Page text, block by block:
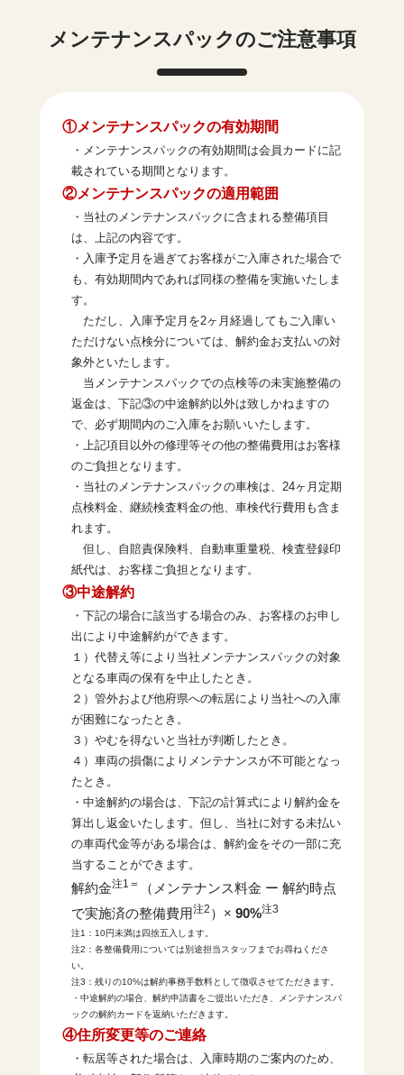
メンテナンスパックのご注意事項
①メンテナンスパックの有効期間
・メンテナンスパックの有効期間は会員カードに記
載されている期間となります。
②メンテナンスパックの適用範囲
・当社のメンテナンスパックに含まれる整備項目
は、上記の内容です。
・入庫予定月を過ぎてお客様がご入庫された場合で
も、有効期間内であれば同様の整備を実施いたしま
す。
ただし、入庫予定月を2ヶ月経過してもご入庫い
ただけない点検分については、解約金お支払いの対
象外といたします。
当メンテナンスパックでの点検等の未実施整備の
返金は、下記③の中途解約以外は致しかねますの
で、必ず期間内のご入庫をお願いいたします。
・上記項目以外の修理等その他の整備費用はお客様
のご負担となります。
・当社のメンテナンスパックの車検は、24ヶ月定期
点検料金、継続検査料金の他、車検代行費用も含ま
れます。
但し、自賠責保険料、自動車重量税、検査登録印
紙代は、お客様ご負担となります。
③中途解約
・下記の場合に該当する場合のみ、お客様のお申し
出により中途解約ができます。
１）代替え等により当社メンテナンスパックの対象
となる車両の保有を中止したとき。
２）管外および他府県への転居により当社への入庫
が困難になったとき。
３）やむを得ないと当社が判断したとき。
４）車両の損傷によりメンテナンスが不可能となっ
たとき。
・中途解約の場合は、下記の計算式により解約金を
算出し返金いたします。但し、当社に対する未払い
の車両代金等がある場合は、解約金をその一部に充
当することができます。
解約金注1＝
（メンテナンス料金 ー 解約時点
で実施済の整備費用注2 ）× 90%注3
注1：10円未満は四捨五入します。
注2：各整備費用については別途担当スタッフまでお尋ねくださ
い。
注3：残りの10%は解約事務手数料として徴収させてただきます。
・中途解約の場合、解約申請書をご提出いただき、メンテナンスパ
ックの解約カードを返納いただきます。
④住所変更等のご連絡
・転居等された場合は、入庫時期のご案内のため、